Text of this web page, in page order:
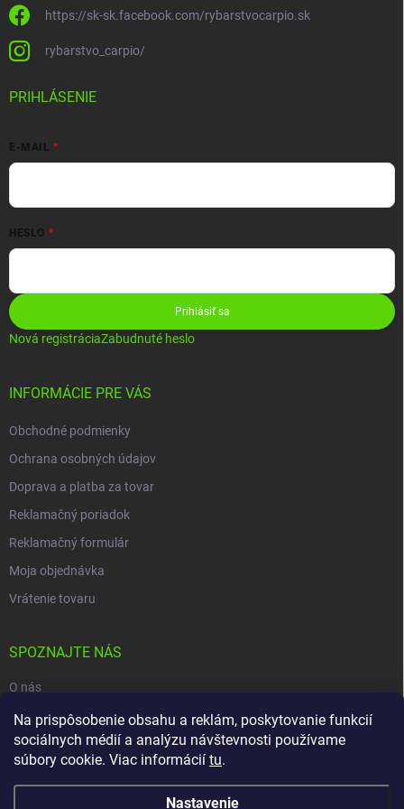
Na prispôsobenie obsahu a reklám, poskytovanie funkcií
sociálnych médií a analýzu návštevnosti používame
súbory cookie. Viac informácií tu.
Nastavenie
https://sk-sk.facebook.com/rybarstvocarpio.sk
rybarstvo_carpio/
PRIHLÁSENIE
E-MAIL
HESLO
Prihlásiť sa
Nová registráciaZabudnuté heslo
INFORMÁCIE PRE VÁS
Obchodné podmienky
Ochrana osobných údajov
Doprava a platba za tovar
Reklamačný poriadok
Reklamačný formulár
Moja objednávka
Vrátenie tovaru
SPOZNAJTE NÁS
O nás
Naša predajňa
Kontakty